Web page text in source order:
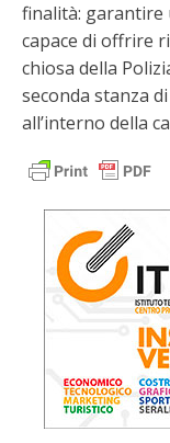
finalità: garantire
capace di offrire
chiosa della
seconda stanza
all’interno della